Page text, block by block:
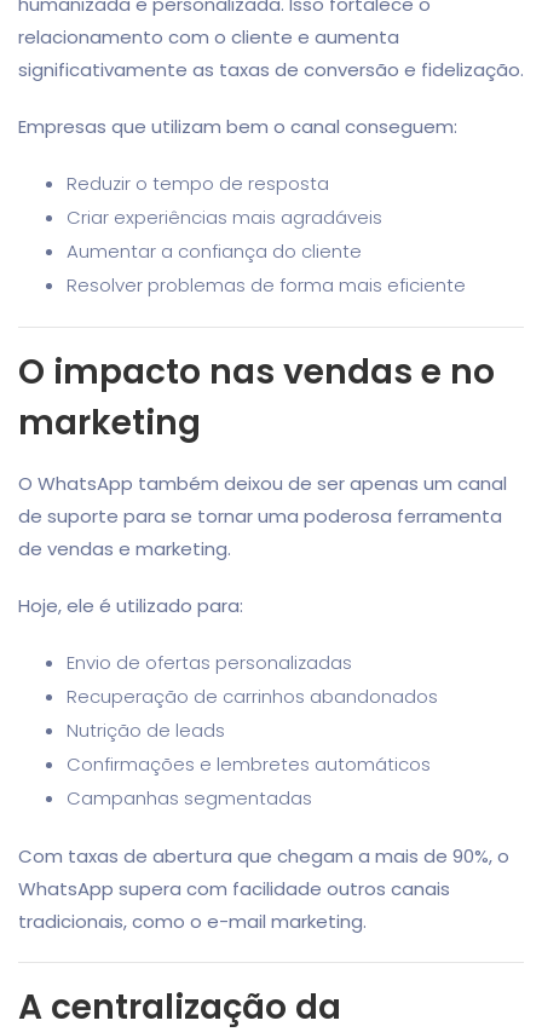
relacionamento com o cliente e aumenta
significativamente as taxas de conversão e fidelização.
Empresas que utilizam bem o canal conseguem:
Reduzir o tempo de resposta
Criar experiências mais agradáveis
Aumentar a confiança do cliente
Resolver problemas de forma mais eficiente
O impacto nas vendas e no
marketing
O WhatsApp também deixou de ser apenas um canal
de suporte para se tornar uma poderosa ferramenta
de vendas e marketing.
Hoje, ele é utilizado para:
Envio de ofertas personalizadas
Recuperação de carrinhos abandonados
Nutrição de leads
Confirmações e lembretes automáticos
Campanhas segmentadas
Com taxas de abertura que chegam a mais de 90%, o
WhatsApp supera com facilidade outros canais
tradicionais, como o e-mail marketing.
A centralização da